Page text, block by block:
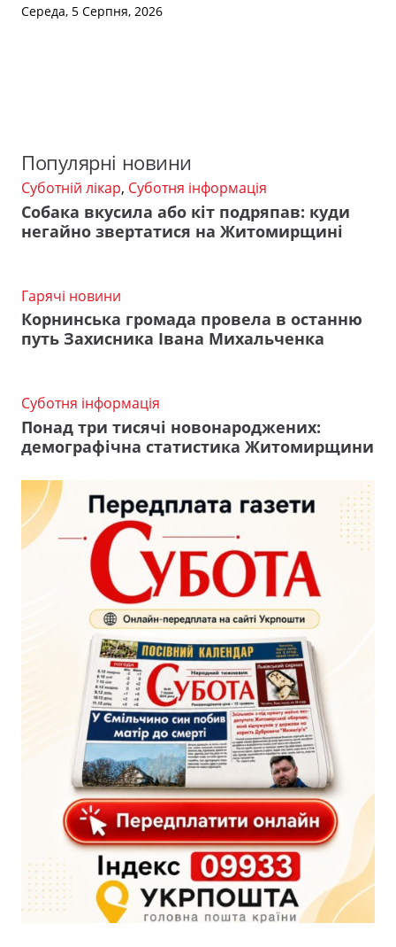
Середа, 5 Серпня, 2026
Популярні новини
Суботній лікар, Суботня інформація
Собака вкусила або кіт подряпав: куди
негайно звертатися на Житомирщині
Гарячі новини
Корнинська громада провела в останню
путь Захисника Івана Михальченка
Суботня інформація
Понад три тисячі новонароджених:
демографічна статистика Житомирщини